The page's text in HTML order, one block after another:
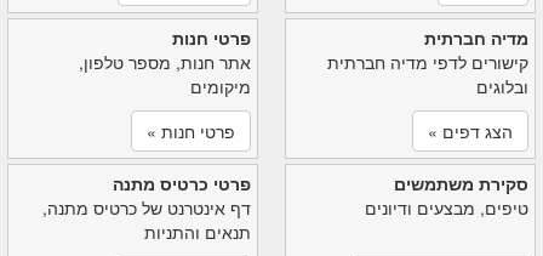
פרטי חנות
אתר חנות, מספר טלפון,
מיקומים
פרטי חנות »
מדיה חברתית
קישורים לדפי מדיה חברתית
ובלוגים
הצג דפים »
פרטי כרטיס מתנה
דף אינטרנט של כרטיס מתנה,
תנאים והתניות
סקירת משתמשים
טיפים, מבצעים ודיונים